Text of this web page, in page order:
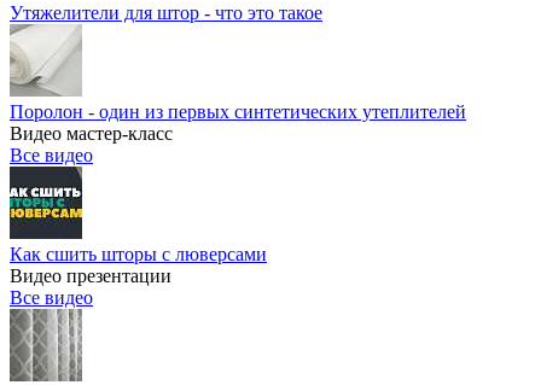
Утяжелители для штор - что это такое
Поролон - один из первых синтетических утеплителей
Видео мастер-класс
Все видео
Как сшить шторы с люверсами
Видео презентации
Все видео